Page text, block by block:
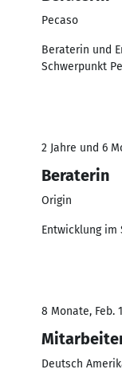
Pecaso
Beraterin und
Schwerpunkt
2 Jahre und 6
Beraterin
Origin
Entwicklung im
8 Monate, Feb.
Deutsch